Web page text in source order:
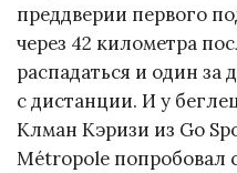
преддверии первого
через 42 километра
распадаться и один
с дистанции. И у
Клман Кэризи из Go
Métropole попробовал